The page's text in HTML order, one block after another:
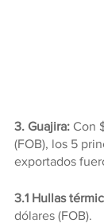
3. Guajira: Con
(FOB), los 5
exportados
3.1 Hullas
dólares (FOB).